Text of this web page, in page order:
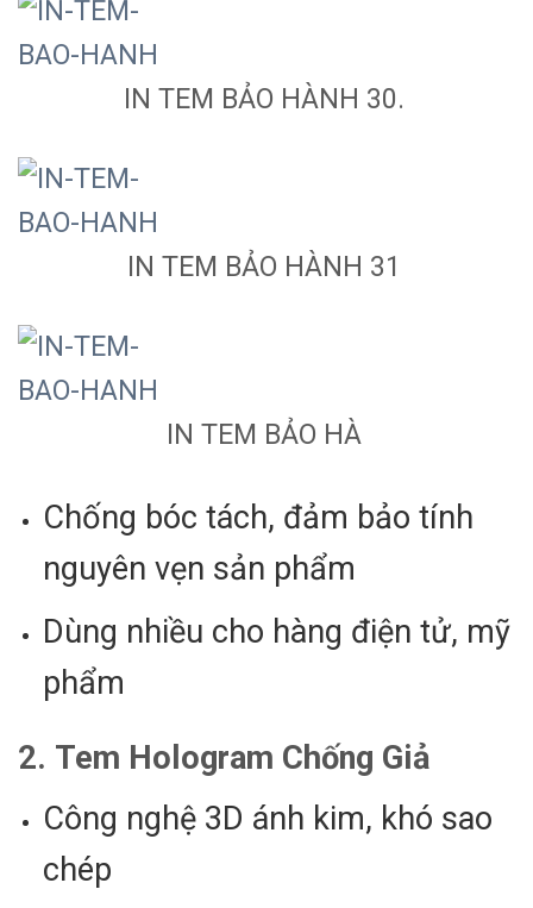
IN TEM BẢO HÀNH 30.
IN TEM BẢO HÀNH 31
IN TEM BẢO HÀ
Chống bóc tách, đảm bảo tính
nguyên vẹn sản phẩm
Dùng nhiều cho hàng điện tử, mỹ
phẩm
2. Tem Hologram Chống Giả
Công nghệ 3D ánh kim, khó sao
chép